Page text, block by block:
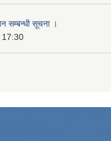
सम्बन्धी सूचना ।